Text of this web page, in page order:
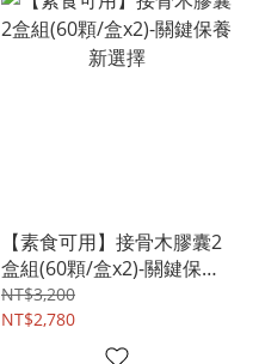
【素食可用】接骨木膠囊2
盒組(60顆/盒x2)-關鍵保養
新選擇
NT$3,200
NT$2,780